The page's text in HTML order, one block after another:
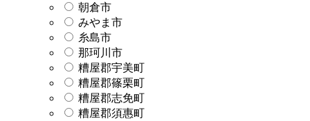
朝倉市
みやま市
糸島市
那珂川市
糟屋郡宇美町
糟屋郡篠栗町
糟屋郡志免町
糟屋郡須惠町